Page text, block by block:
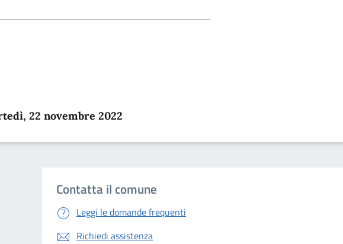
22 novembre 2022
Contatta il comune
Leggi le domande frequenti
Richiedi assistenza